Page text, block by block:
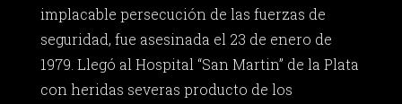
implacable persecución de las fuerzas de
seguridad, fue asesinada el 23 de enero de
1979. Llegó al Hospital “San Martin” de la Plata
con heridas severas producto de los